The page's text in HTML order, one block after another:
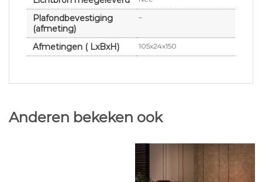
Plafondbevestiging
(afmeting)
–
Afmetingen ( LxBxH) 105x24x150
Anderen bekeken ook